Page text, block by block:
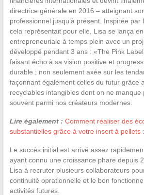
directrice générale en 2016 – atteignant
professionnel jusqu’à présent. Inspirée par
cela représentait pour elle, Lisa se lança
entrepreneuriale à temps plein avec un
développé pendant 3 ans : «The Pink
faisant écho à sa vision positive et
durable ; non seulement axée sur les
façonnant également celles du futur grâce
recyclables intangibles dont on ne manque
souvent parmi nos créateurs modernes.
Lire également : Comment réaliser des
substantielles grâce à votre insert à pellets
Le succès initial est arrivé assez
ayant connu une croissance phare depuis
Lisa à recruter plusieurs collaborateurs
continuité oprationnelle et le bon
activités futures.